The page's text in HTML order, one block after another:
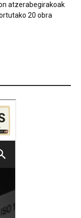
atzerabegirakoak
20 obra